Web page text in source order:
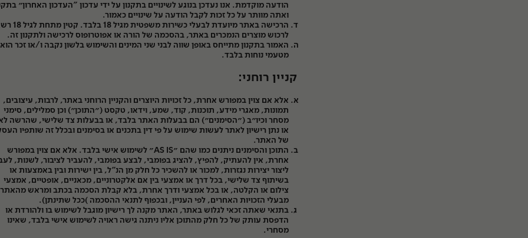
הודעה מוקדמת. אנו נעדכן בנוגע לשינויים בתקנון על ידי עדכון "העדכון האחרון״
ואתה מוותר על כל זכות לקבל הודעה על שינויים כאמור.
הרכישה באתר מיועדת לבעלי כשירות משפטית
לרכוש מוצרים הנמכרים באתר, בהסכמה של הורה או אפוטרופוס לרכישה ולתקנון זה.
האמור בתקנון מתייחס באופן שווה לבני שני המינים והשימוש בלשון נקבה ו/או זכר הוא
מטעמי נוחות בלבד.
קניין רוחני:
אלא אם צוין במפורש אחרת, כל זכויות היוצרים והקניין הרוחני באתר, לרבות, עיצובים,
תמונות, מאגרי מידע, תוכנות, קוד, שמע, וידאו, טקסט (״התוכן״) וכן סמלילים, סימני
מסחר וכיו״ב (״הסימנים״) הם בבעלות האתר בלבד, או בבעלות צד שלישי, שהרשה
או נתן רישיון לאתר לעשות שימוש על פי דין בתכנים או בסימנים ובכלל זה שותפיו
של האתר.
התוכן והסימנים ניתנים כמו שהם ״AS IS״ לשימוש אישי בלבד. אלא אם צוין במפורש
אחרת, אין להעתיק, להפיץ, להציג בפומבי, לבצע בפומבי, להעביר לציבור, לשנות,
ליצור יצירות נגזרות, למכור או להשכיר כל חלק מן הנ"ל, בין ישירות ובין באמצעות או
בשיתוף צד שלישי, בכל דרך או אמצעי בין אם אלקטרוניים, מכאניים, אופטיים, אמצעי
צילום או הקלטה, או בכל אמצעי ודרך אחרת, בלא קבלת הסכמה בכתב ומראש מהאתר
מבעלי הזכויות האחרים, לפי העניין, ובכפוף לתנאי ההסכמה )ככל שתינתן).
בתנאי שאתה זכאי לגלוש באתר, האתר מקנה לך רישיון מוגבל לשימוש בו ולהורדת או
הדפסת עותק של כל חלק מהתוכן אליו ניתנה גישה ראויה לשימוש אישי בלבד, שאינו
מסחרי.
מצלמות חד פעמיות
משרדים ובתים פרטיים